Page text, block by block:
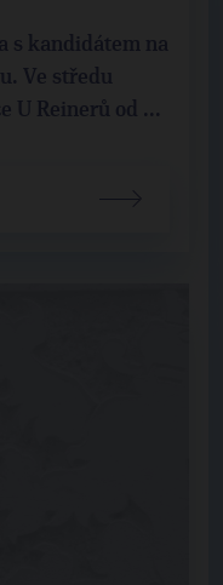
s kandidátem na
Ve středu
U Reinerů od ...